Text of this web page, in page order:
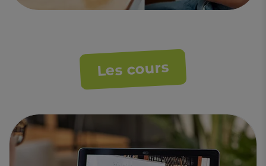
Les cours